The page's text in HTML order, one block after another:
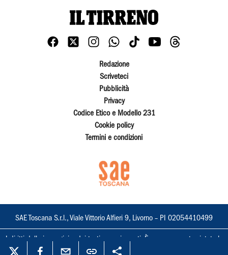
Redazione
Scriveteci
Pubblicità
Privacy
Codice Etico e Modello 231
Cookie policy
Termini e condizioni
SAE Toscana S.r.l., Viale Vittorio Alfieri 9, Livorno – PI 02054410499
I diritti delle immagini e dei testi sono riservati. È espressamente vietata la
loro riproduzione con qualsiasi mezzo e l'adattamento totale o parziale.